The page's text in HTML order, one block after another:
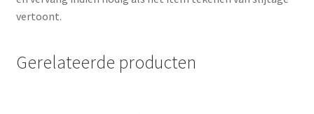
vertoont.
Gerelateerde producten